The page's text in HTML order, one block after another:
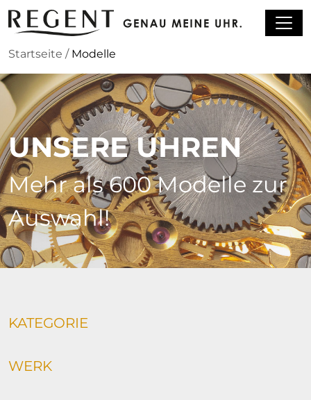
Zum Hauptinhalt springen
Startseite / Modelle
UNSERE UHREN
Mehr als 600 Modelle zur
Auswahl!
KATEGORIE
WERK